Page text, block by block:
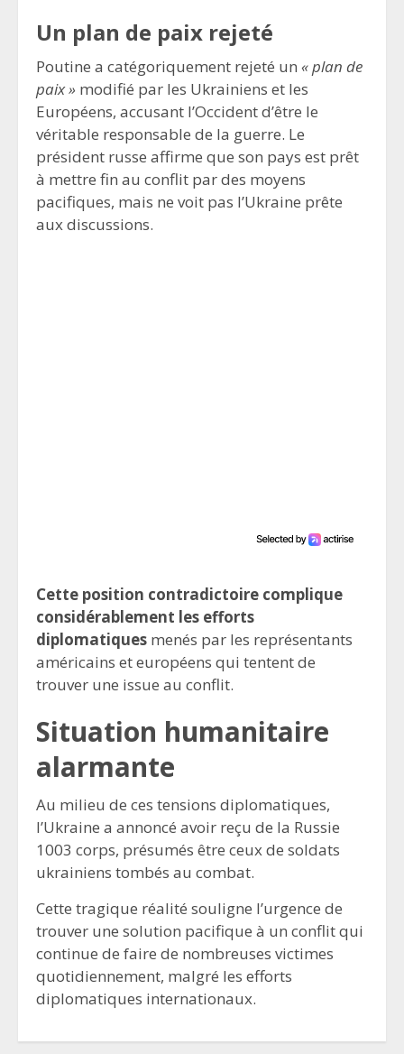
Un plan de paix rejeté
Poutine a catégoriquement rejeté un « plan de
paix » modifié par les Ukrainiens et les
Européens, accusant l’Occident d’être le
véritable responsable de la guerre. Le
président russe affirme que son pays est prêt
à mettre fin au conflit par des moyens
pacifiques, mais ne voit pas l’Ukraine prête
aux discussions.
Cette position contradictoire complique
considérablement les efforts
diplomatiques menés par les représentants
américains et européens qui tentent de
trouver une issue au conflit.
Situation humanitaire
alarmante
Au milieu de ces tensions diplomatiques,
l’Ukraine a annoncé avoir reçu de la Russie
1003 corps, présumés être ceux de soldats
ukrainiens tombés au combat.
Cette tragique réalité souligne l’urgence de
trouver une solution pacifique à un conflit qui
continue de faire de nombreuses victimes
quotidiennement, malgré les efforts
diplomatiques internationaux.